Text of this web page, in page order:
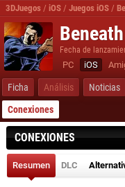
3DJuegos / iOS / Juegos iOS /
Fecha de
PC iOS
Ficha Análisis Noticias
Conexiones
CONEXIONES
Resumen DLC